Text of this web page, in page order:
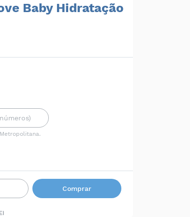
Baby Hidratação
Comprar